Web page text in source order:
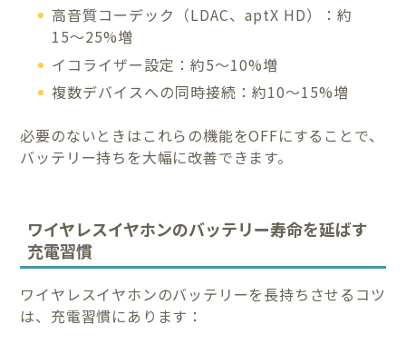
高音質コーデック（LDAC、aptX HD）：約
15〜25%増
イコライザー設定：約5〜10%増
複数デバイスへの同時接続：約10〜15%増
必要のないときはこれらの機能をOFFにすることで、
バッテリー持ちを大幅に改善できます。
ワイヤレスイヤホンのバッテリー寿命を延ばす
充電習慣
ワイヤレスイヤホンのバッテリーを長持ちさせるコツ
は、充電習慣にあります：